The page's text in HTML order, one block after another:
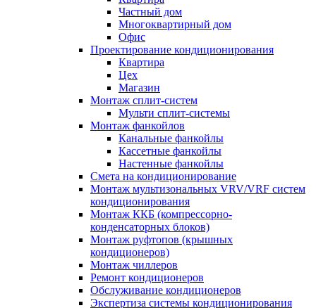
Частный дом
Многоквартирный дом
Офис
Проектирование кондиционирования
Квартира
Цех
Магазин
Монтаж сплит-систем
Мульти сплит-системы
Монтаж фанкойлов
Канальные фанкойлы
Кассетные фанкойлы
Настенные фанкойлы
Смета на кондиционирование
Монтаж мультизональных VRV/VRF систем
кондиционирования
Монтаж ККБ (компрессорно-
конденсаторных блоков)
Монтаж руфтопов (крышных
кондиционеров)
Монтаж чиллеров
Ремонт кондиционеров
Обслуживание кондиционеров
Экспертиза системы кондиционирования